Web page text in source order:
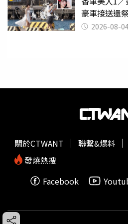
豪車接送還
2026-08-
關於CTWANT 聯繫&爆料
發燒熱搜
Facebook